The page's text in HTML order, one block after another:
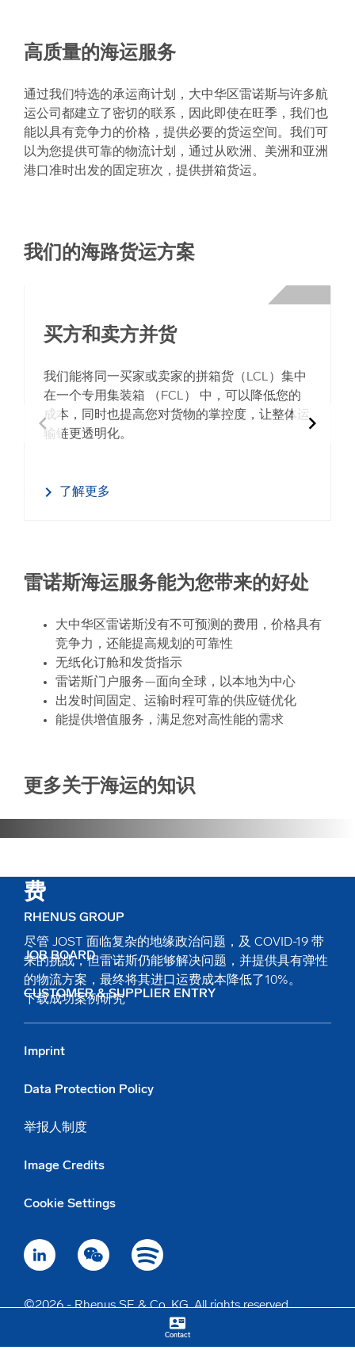
contact_mail
Contact
高质量的海运服务
通过我们特选的承运商计划，大中华区雷诺斯与许多航
运公司都建立了密切的联系，因此即使在旺季，我们也
能以具有竞争力的价格，提供必要的货运空间。我们可
以为您提供可靠的物流计划，通过从欧洲、美洲和亚洲
港口准时出发的固定班次，提供拼箱货运。
我们的海路货运方案
chevron_left chevron_right
买方和卖方并货
我们能将同一买家或卖家的拼箱货（LCL）集中
在一个专用集装箱 （FCL） 中，可以降低您的
成本，同时也提高您对货物的掌控度，让整体运
输链更透明化。
了解更多
雷诺斯海运服务能为您带来的好处
大中华区雷诺斯没有不可预测的费用，价格具有
竞争力，还能提高规划的可靠性
无纸化订舱和发货指示
雷诺斯门户服务—面向全球，以本地为中心
出发时间固定、运输时程可靠的供应链优化
能提供增值服务，满足您对高性能的需求
更多关于海运的知识
费
尽管 JOST 面临复杂的地缘政治问题，及 COVID-19 带
来的挑战，但雷诺斯仍能够解决问题，并提供具有弹性
的物流方案，最终将其进口运费成本降低了10%。
下载成功案例研究
RHENUS GROUP
JOB BOARD
CUSTOMER & SUPPLIER ENTRY
Imprint
Data Protection Policy
举报人制度
Image Credits
Cookie Settings
©2026 - Rhenus SE & Co. KG. All rights reserved.